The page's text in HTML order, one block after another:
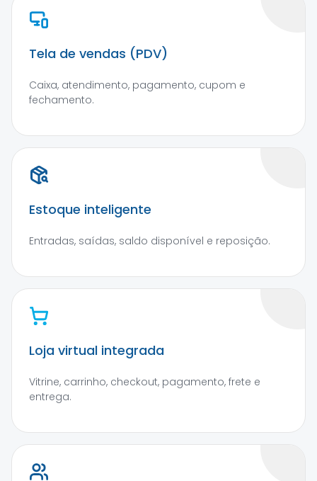
Tela de vendas (PDV)
Caixa, atendimento, pagamento, cupom e
fechamento.
Estoque inteligente
Entradas, saídas, saldo disponível e reposição.
Loja virtual integrada
Vitrine, carrinho, checkout, pagamento, frete e
entrega.